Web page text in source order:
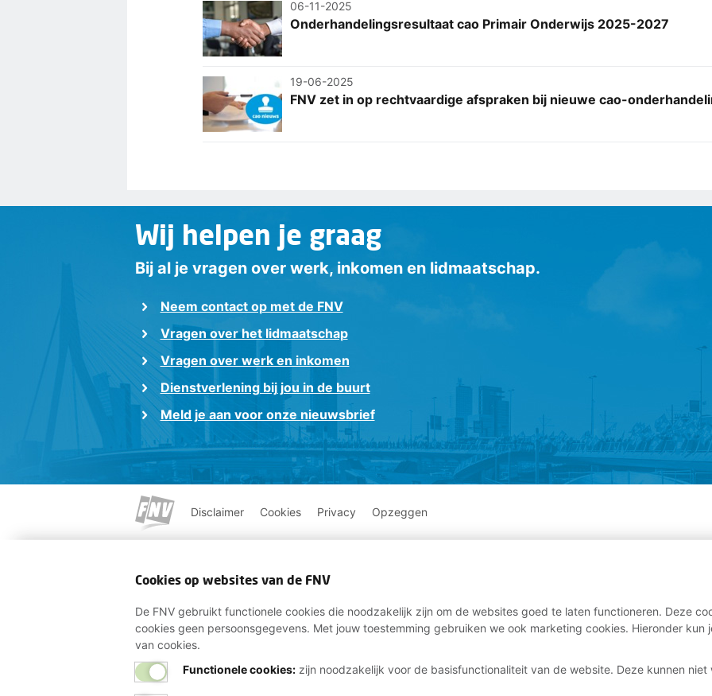
06-11-2025
Onderhandelingsresultaat cao Primair Onderwijs 2025-2027
19-06-2025
FNV zet in op rechtvaardige afspraken bij nieuwe cao-
Wij helpen je graag
Bij al je vragen over werk, inkomen en lidmaatschap.
Neem contact op met de FNV
Vragen over het lidmaatschap
Vragen over werk en inkomen
Dienstverlening bij jou in de buurt
Meld je aan voor onze nieuwsbrief
Disclaimer Cookies Privacy Opzeggen
Cookies op websites van de FNV
De FNV gebruikt functionele cookies die noodzakelijk zijn om de websites goed te laten functioneren. Deze
cookies geen persoonsgegevens. Met jouw toestemming gebruiken we ook marketing cookies. Hieronder
van cookies.
Functionele cookies:zijn noodzakelijk voor de basisfunctionaliteit van de website. Deze kunnen niet